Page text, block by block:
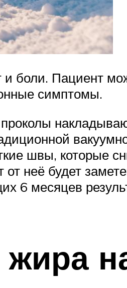
боли. Пациент
симптомы.
швы, которые
неё будет
6 месяцев